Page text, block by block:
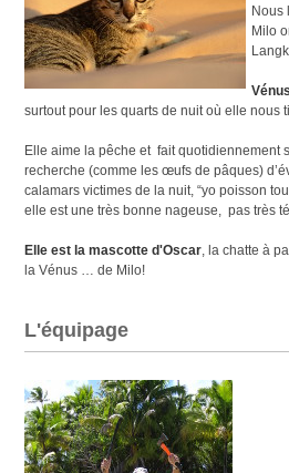
Nous
Milo
Vénus
surtout pour les quarts de nuit où elle nous
Elle aime la pêche et fait quotidiennement
recherche (comme les œufs de pâques)
calamars victimes de la nuit, “yo poisson
elle est une très bonne nageuse, pas très
Elle est la mascotte d'Oscar , la chatte à
la Vénus … de Milo!
L'équipage